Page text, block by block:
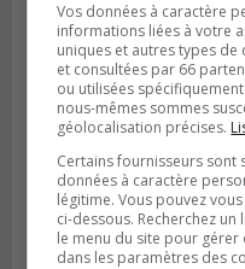
Vos données à caractère
informations liées à votre
uniques et autres types
et consultées par 66
ou utilisées
nous-mêmes sommes
géolocalisation précises.
Certains fournisseurs
données à caractère
légitime. Vous pouvez
ci-dessous. Recherchez
le menu du site pour
dans les paramètres des